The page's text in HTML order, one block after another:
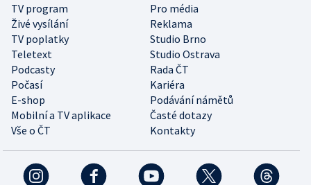
TV program
Pro média
Živé vysílání
Reklama
TV poplatky
Studio Brno
Teletext
Studio Ostrava
Podcasty
Rada ČT
Počasí
Kariéra
E-shop
Podávání námětů
Mobilní a TV aplikace
Časté dotazy
Vše o ČT
Kontakty